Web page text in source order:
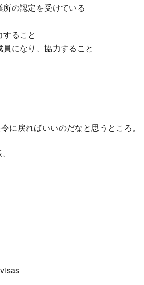
所の認定を受けている
ること
になり、協力すること
に戻ればいいのだなと思うところ。